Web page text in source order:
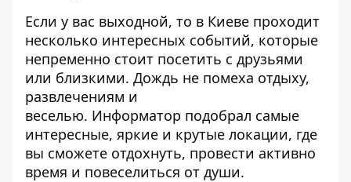
Если у вас выходной, то в Киеве проходит
несколько интересных событий, которые
непременно стоит посетить с друзьями
или близкими. Дождь не помеха отдыху,
развлечениям и
веселью. Информатор подобрал самые
интересные, яркие и крутые локации, где
вы сможете отдохнуть, провести активно
время и повеселиться от души.